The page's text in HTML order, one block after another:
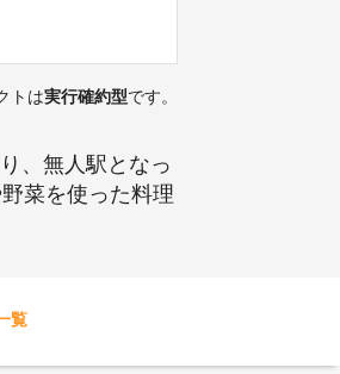
トは実行確約型です。
、無人駅となっ
菜を使った料理
覧